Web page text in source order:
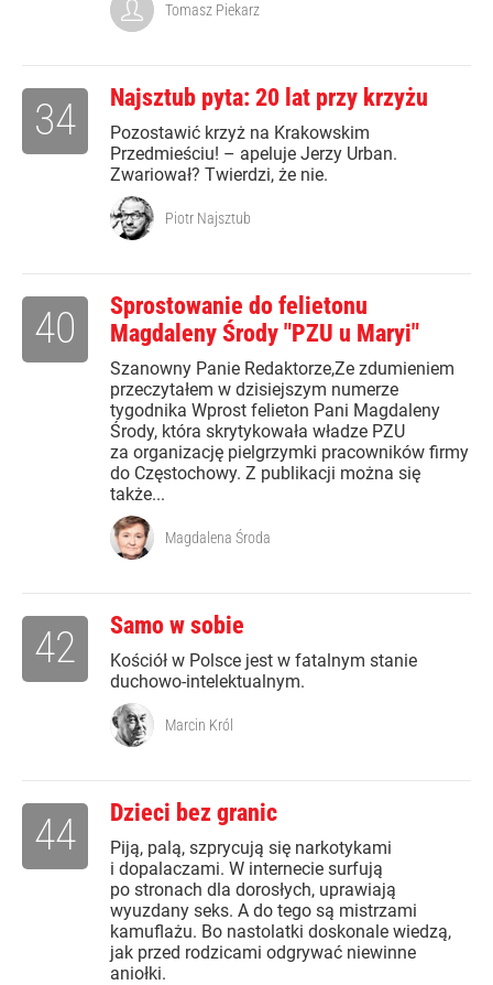
Tomasz Piekarz
Najsztub pyta: 20 lat przy krzyżu
Pozostawić krzyż na Krakowskim
Przedmieściu! – apeluje Jerzy Urban.
Zwariował? Twierdzi, że nie.
34
Piotr Najsztub
Sprostowanie do felietonu
Magdaleny Środy "PZU u Maryi"
Szanowny Panie Redaktorze,Ze zdumieniem
przeczytałem w dzisiejszym numerze
tygodnika Wprost felieton Pani Magdaleny
Środy, która skrytykowała władze PZU
za organizację pielgrzymki pracowników firmy
do Częstochowy. Z publikacji można się
także...
40
Magdalena Środa
Samo w sobie
Kościół w Polsce jest w fatalnym stanie
duchowo-intelektualnym.
42
Marcin Król
Dzieci bez granic
Piją, palą, szprycują się narkotykami
i dopalaczami. W internecie surfują
po stronach dla dorosłych, uprawiają
wyuzdany seks. A do tego są mistrzami
kamuflażu. Bo nastolatki doskonale wiedzą,
jak przed rodzicami odgrywać niewinne
aniołki.
44